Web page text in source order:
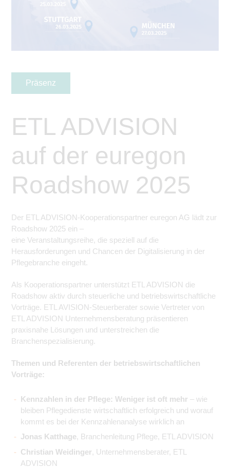
Präsenz
ETL ADVISION
auf der euregon
Roadshow 2025
Der ETL ADVISION-Kooperationspartner euregon AG lädt zur
Roadshow 2025 ein –
eine Veranstaltungsreihe, die speziell auf die
Herausforderungen und Chancen der Digitalisierung in der
Pflegebranche eingeht.
Als Kooperationspartner unterstützt ETL ADVISION die
Roadshow aktiv durch steuerliche und betriebswirtschaftliche
Vorträge. ETL AVISION-Steuerberater sowie Vertreter von
ETL ADVISION Unternehmensberatung präsentieren
praxisnahe Lösungen und unterstreichen die
Branchenspezialisierung.
Themen und Referenten der betriebswirtschaftlichen
Vorträge:
Kennzahlen in der Pflege: Weniger ist oft mehr – wie
bleiben Pflegedienste wirtschaftlich erfolgreich und worauf
kommt es bei der Kennzahlenanalyse wirklich an
Jonas Katthage, Branchenleitung Pflege, ETL ADVISION
Christian Weidinger, Unternehmensberater, ETL
ADVISION